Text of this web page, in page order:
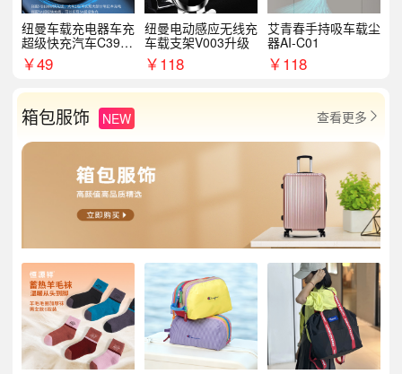
纽曼车载充电器车充
超级快充汽车C39提
手拉环
￥49
纽曼电动感应无线充
车载支架V003升级
￥118
艾青春手持吸车载尘
器AI-C01
￥118
箱包服饰 NEW 查看更多 